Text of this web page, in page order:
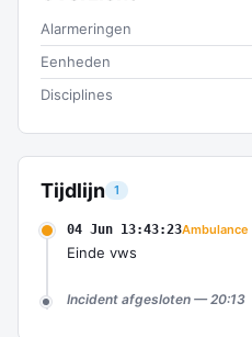
Tijdlijn 1
04 Jun 13:43:23Ambulance
Einde vws
Incident afgesloten — 20:13
Alarmeringen
Eenheden
Disciplines